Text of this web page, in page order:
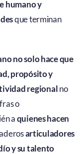
humano y
que terminan
no solo hace que
propósito y
regionalno
o
aquienes hacen
articuladores
y su talento